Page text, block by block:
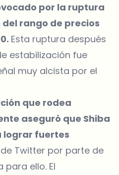
por la ruptura
del rango de precios
Esta ruptura después
estabilización fue
muy alcista por el
que rodea
aseguró que Shiba
lograr fuertes
Twitter por parte de
para ello. El